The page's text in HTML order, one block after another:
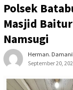
Polsek
Masjid
Namsugi
Herman.
September 20,